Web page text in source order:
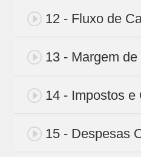
12 - Fluxo de
13 - Margem de
14 - Impostos e
15 - Despesas